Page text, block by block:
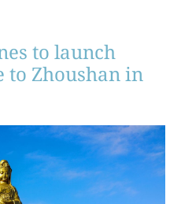
to launch
to Zhoushan in